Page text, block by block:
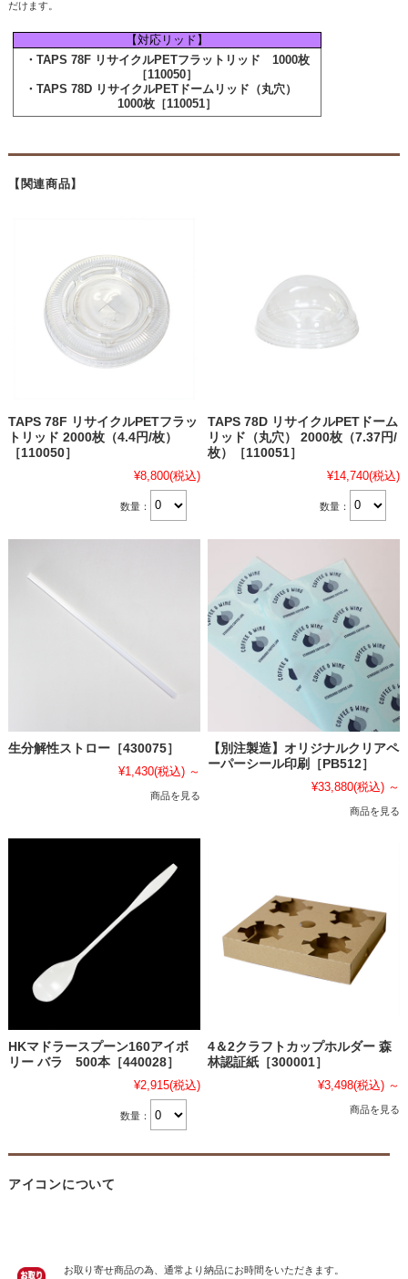
だけます。
【対応リッド】
・TAPS 78F リサイクルPETフラットリッド 1000枚
［110050］
・TAPS 78D リサイクルPETドームリッド（丸穴）
1000枚［110051］
【関連商品】
TAPS 78F リサイクルPETフラッ
トリッド 2000枚（4.4円/枚）
［110050］
¥8,800(税込)
数量：
TAPS 78D リサイクルPETドーム
リッド（丸穴） 2000枚（7.37円/
枚）［110051］
¥14,740(税込)
数量：
生分解性ストロー［430075］
¥1,430(税込) ～
商品を見る
【別注製造】オリジナルクリアペ
ーパーシール印刷［PB512］
¥33,880(税込) ～
商品を見る
HKマドラースプーン160アイボ
リー バラ 500本［440028］
¥2,915(税込)
数量：
4＆2クラフトカップホルダー 森
林認証紙［300001］
¥3,498(税込) ～
商品を見る
アイコンについて
お取り寄せ商品の為、通常より納品にお時間をいただきます。